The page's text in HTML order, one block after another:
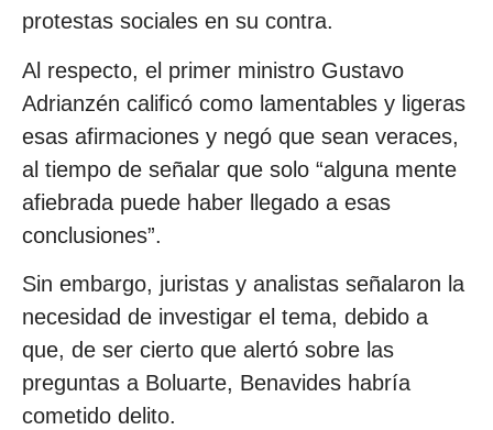
protestas sociales en su contra.
Al respecto, el primer ministro Gustavo
Adrianzén calificó como lamentables y ligeras
esas afirmaciones y negó que sean veraces,
al tiempo de señalar que solo “alguna mente
afiebrada puede haber llegado a esas
conclusiones”.
Sin embargo, juristas y analistas señalaron la
necesidad de investigar el tema, debido a
que, de ser cierto que alertó sobre las
preguntas a Boluarte, Benavides habría
cometido delito.